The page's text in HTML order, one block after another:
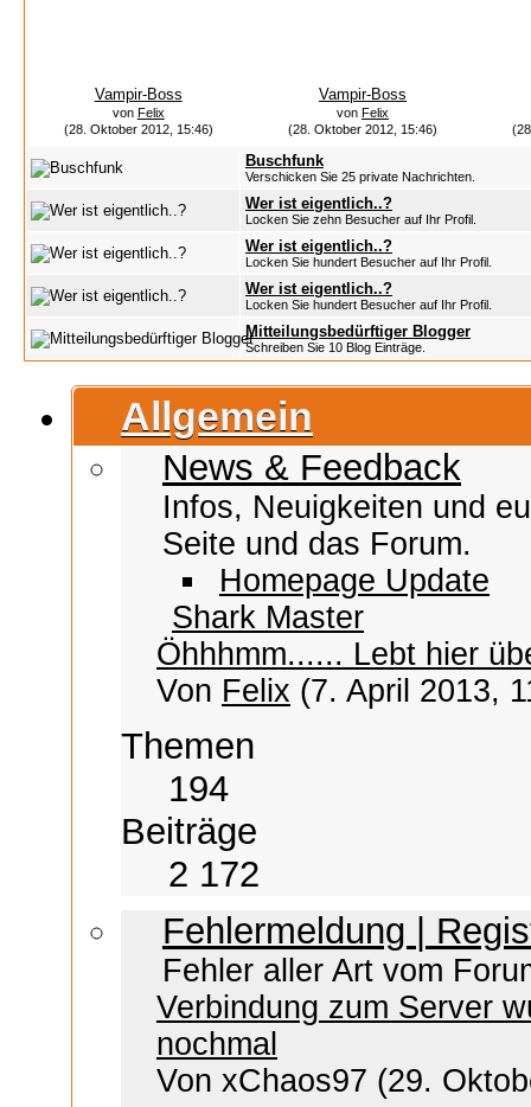
Vampir-Boss
von Felix
(28. Oktober 2012, 15:46)
Vampir-Boss
vonFelix
(28. Oktober 2012, 15:46)
Buschfunk
Verschicken Sie 25 private Nachrichten.
Wer ist eigentlich..?
Locken Sie zehn Besucher auf Ihr Profil.
Wer ist eigentlich..?
Locken Sie hundert Besucher auf Ihr Profil.
Wer ist eigentlich..?
Locken Sie hundert Besucher auf Ihr Profil.
Mitteilungsbedürftiger Blogger
Schreiben Sie 10 Blog Einträge.
Allgemein
News & Feedback
Infos, Neuigkeiten und
Seite und das Forum.
Homepage Update
Shark Master
Öhhhmm...... Lebt hier
Von Felix (7. April 2013,
Themen
194
Beiträge
2 172
Fehlermeldung |
Fehler aller Art vom
Verbindung zum Server
nochmal
Von xChaos97 (29.